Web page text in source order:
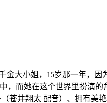
金大小姐，15岁那一年，
，而她在这个世界里扮演
井翔太 配音）、拥有美